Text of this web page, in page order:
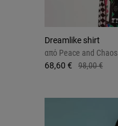
Dreamlike shirt
από Peace and Chaos
68,60 €
98,00 €